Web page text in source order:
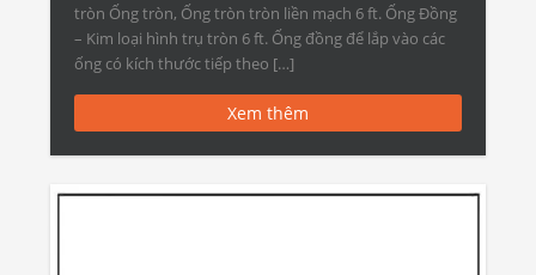
tròn Ống tròn, Ống tròn tròn liền mạch 6 ft. Ống Đồng
– Kim loại hình trụ tròn 6 ft. Ống đồng để lắp vào các
ống có kích thước tiếp theo […]
Xem thêm